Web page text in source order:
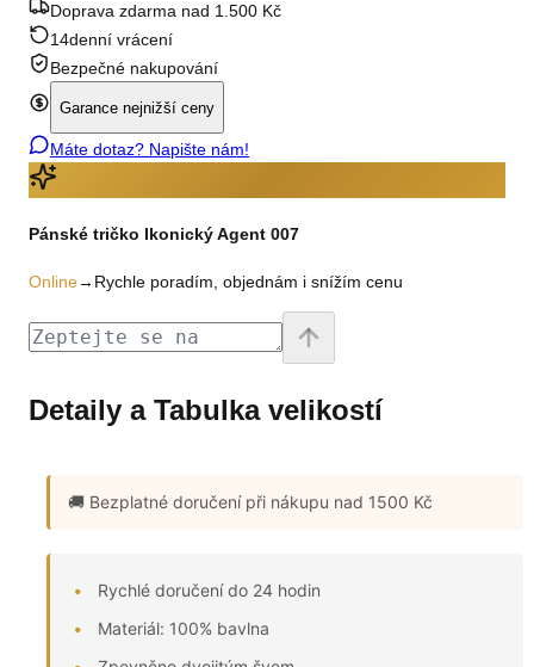
Doprava zdarma nad 1.500 Kč
14denní vrácení
Bezpečné nakupování
Garance nejnižší ceny
Máte dotaz? Napište nám!
Pánské tričko Ikonický Agent 007
Online→ Rychle poradím, objednám i snížím cenu
Detaily a Tabulka velikostí
🚚 Bezplatné doručenípři nákupu nad 1500 Kč
Rychlé doručení do 24 hodin
Materiál: 100% bavlna